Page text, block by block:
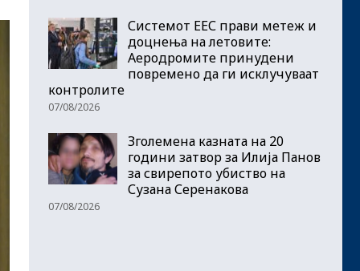
Системот ЕЕС прави метеж и
доцнења на летовите:
Аеродромите принудени
повремено да ги исклучуваат
контролите
07/08/2026
Зголемена казната на 20
години затвор за Илија Панов
за свирепото убиство на
Сузана Серенакова
07/08/2026